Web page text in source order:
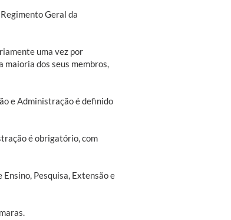
Geral da
uma vez por
dos seus membros,
e Administração é definido
é obrigatório, com
Pesquisa, Extensão e